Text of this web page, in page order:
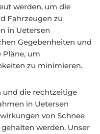
werden, um die
Fahrzeugen zu
in Uetersen
Gegebenheiten und
um
zu minimieren.
die rechtzeitige
in Uetersen
von Schnee
werden. Unser